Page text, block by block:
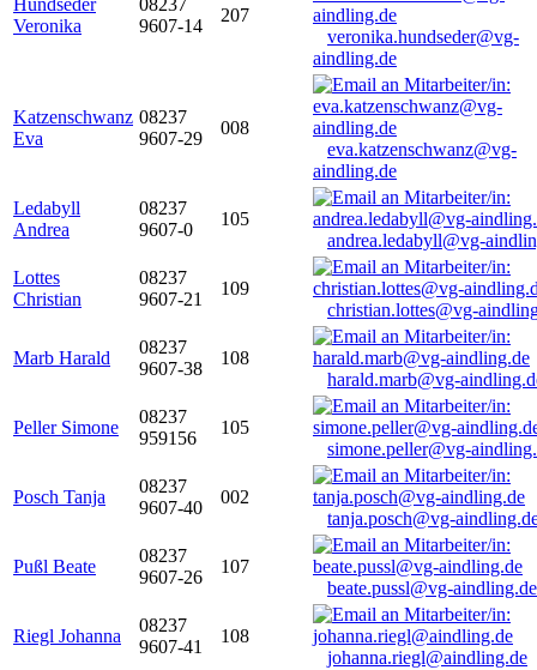
Hundseder
Veronika
08237
9607-14
207
veronika.hundseder@vg-
aindling.de
Katzenschwanz
Eva
08237
9607-29
008
eva.katzenschwanz@vg-
aindling.de
Ledabyll
Andrea
08237
9607-0
105
andrea.ledabyll@vg-
Lottes
Christian
08237
9607-21
109
christian.lottes@vg-
Marb Harald
08237
9607-38
108
harald.marb@vg-
Peller Simone
08237
959156
105
simone.peller@vg-
Posch Tanja
08237
9607-40
002
tanja.posch@vg-
Pußl Beate
08237
9607-26
107
beate.pussl@vg-aindling.de
Riegl Johanna
08237
9607-41
108
johanna.riegl@aindling.de